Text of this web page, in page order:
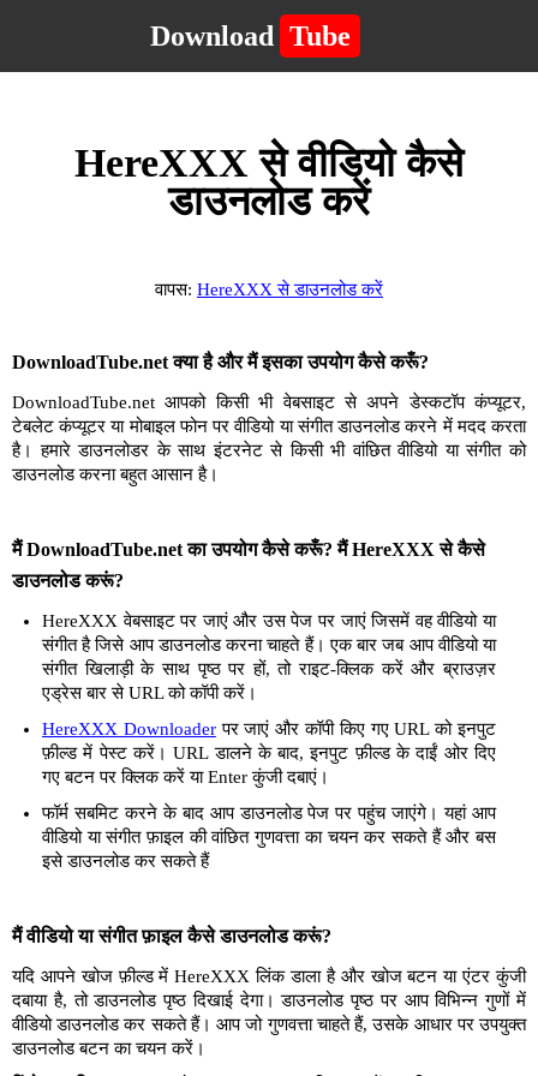
Download Tube
HereXXX से वीडियो कैसे
डाउनलोड करें
वापस: HereXXX से डाउनलोड करें
DownloadTube.net क्या है और मैं इसका उपयोग कैसे करूँ?
DownloadTube.net आपको किसी भी वेबसाइट से अपने डेस्कटॉप कंप्यूटर,
टेबलेट कंप्यूटर या मोबाइल फोन पर वीडियो या संगीत डाउनलोड करने में मदद करता
है। हमारे डाउनलोडर के साथ इंटरनेट से किसी भी वांछित वीडियो या संगीत को
डाउनलोड करना बहुत आसान है।
मैं DownloadTube.net का उपयोग कैसे करूँ? मैं HereXXX से कैसे
डाउनलोड करूं?
HereXXX वेबसाइट पर जाएं और उस पेज पर जाएं जिसमें वह वीडियो या
संगीत है जिसे आप डाउनलोड करना चाहते हैं। एक बार जब आप वीडियो या
संगीत खिलाड़ी के साथ पृष्ठ पर हों, तो राइट-क्लिक करें और ब्राउज़र
एड्रेस बार से URL को कॉपी करें।
HereXXX Downloaderपर जाएं और कॉपी किए गए URL को इनपुट
फ़ील्ड में पेस्ट करें। URL डालने के बाद, इनपुट फ़ील्ड के दाईं ओर दिए
गए बटन पर क्लिक करें या Enter कुंजी दबाएं।
फॉर्म सबमिट करने के बाद आप डाउनलोड पेज पर पहुंच जाएंगे। यहां आप
वीडियो या संगीत फ़ाइल की वांछित गुणवत्ता का चयन कर सकते हैं और बस
इसे डाउनलोड कर सकते हैं
मैं वीडियो या संगीत फ़ाइल कैसे डाउनलोड करूं?
यदि आपने खोज फ़ील्ड में HereXXX लिंक डाला है और खोज बटन या एंटर कुंजी
दबाया है, तो डाउनलोड पृष्ठ दिखाई देगा। डाउनलोड पृष्ठ पर आप विभिन्न गुणों में
वीडियो डाउनलोड कर सकते हैं। आप जो गुणवत्ता चाहते हैं, उसके आधार पर उपयुक्त
डाउनलोड बटन का चयन करें।